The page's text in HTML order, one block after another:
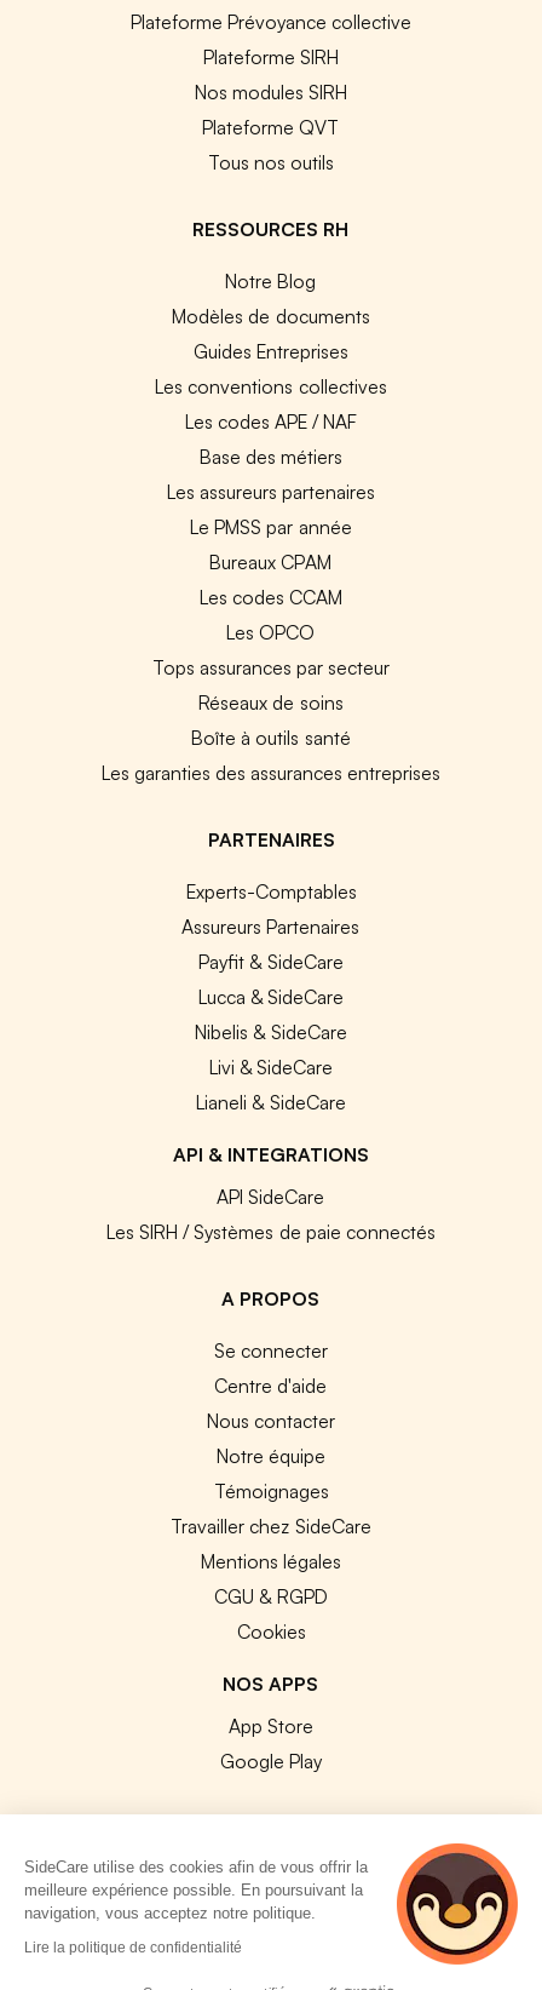
Plateforme Prévoyance collective
Plateforme SIRH
Nos modules SIRH
Plateforme QVT
Tous nos outils
RESSOURCES RH
Notre Blog
Modèles de documents
Guides Entreprises
Les conventions collectives
Les codes APE / NAF
Base des métiers
Les assureurs partenaires
Le PMSS par année
Bureaux CPAM
Les codes CCAM
Les OPCO
Tops assurances par secteur
Réseaux de soins
Boîte à outils santé
Les garanties des assurances entreprises
PARTENAIRES
Experts-Comptables
Assureurs Partenaires
Payfit & SideCare
Lucca & SideCare
Nibelis & SideCare
Livi & SideCare
Lianeli & SideCare
API & INTEGRATIONS
API SideCare
Les SIRH / Systèmes de paie connectés
A PROPOS
Se connecter
Centre d'aide
Nous contacter
Notre équipe
Témoignages
Travailler chez SideCare
Mentions légales
CGU & RGPD
Cookies
NOS APPS
App Store
Google Play
© 2026 SideCare. Tous droits réservés.
SideCare utilise des cookies afin de vous offrir la
meilleure expérience possible. En poursuivant la
navigation, vous acceptez notre politique.
Lire la politique de confidentialité
5 personnes
consultent